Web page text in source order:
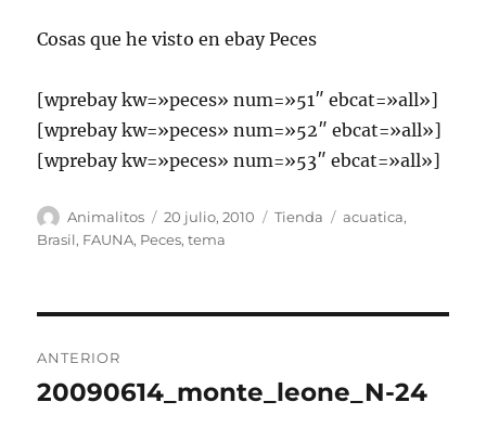
Cosas que he visto en ebay Peces
[wprebay kw=»peces» num=»51″ ebcat=»all»]
[wprebay kw=»peces» num=»52″ ebcat=»all»]
[wprebay kw=»peces» num=»53″ ebcat=»all»]
Autor
Animalitos
Publicado
el
20 julio, 2010 Categorías
Tienda Etiquetas
acuatica,
Brasil, FAUNA, Peces,tema
de
ANTERIOR
Entrada
20090614_monte_leone_N-24